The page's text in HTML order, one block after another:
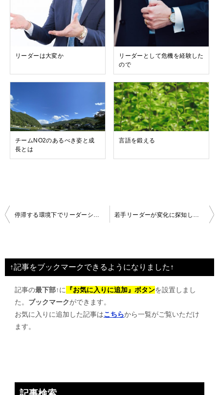
リーダーは大変か
リーダーとして危機を経験した
ので
チームNO2のあるべき姿と成
長とは
言語を鍛える
投
ビ
ゲ
↑記事をブックマークできるようになりました↑
記事の最下部↑に 『お気に入りに追加』ボタンを設置しまし
た。 ブックマークができます。
お気に入りに追加した記事はこちらから一覧がご覧いただけ
ます。